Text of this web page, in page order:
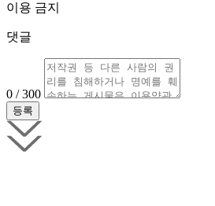
이용 금지
댓글
0 / 300